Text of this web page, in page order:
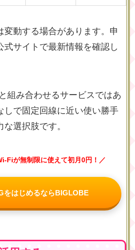
変動する場合があります。申
式サイトで最新情報を確認し
組み合わせるサービスではあ
しで固定回線に近い使い勝手
選択肢です。
Fiが無制限に使えて初月0円！／
をはじめるならBIGLOBE